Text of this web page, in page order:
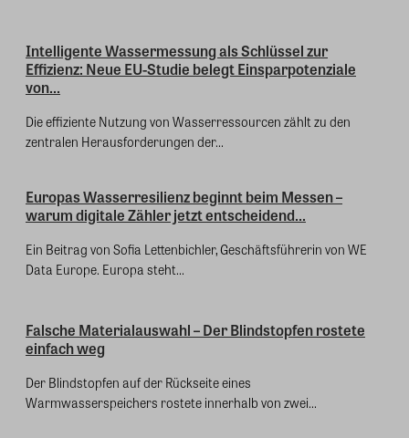
Intelligente Wassermessung als Schlüssel zur
Effizienz: Neue EU-Studie belegt Einsparpotenziale
von...
Die effiziente Nutzung von Wasserressourcen zählt zu den
zentralen Herausforderungen der...
Europas Wasserresilienz beginnt beim Messen –
warum digitale Zähler jetzt entscheidend...
Ein Beitrag von Sofia Lettenbichler, Geschäftsführerin von WE
Data Europe. Europa steht...
Falsche Materialauswahl – Der Blindstopfen rostete
einfach weg
Der Blindstopfen auf der Rückseite eines
Warmwasserspeichers rostete innerhalb von zwei...